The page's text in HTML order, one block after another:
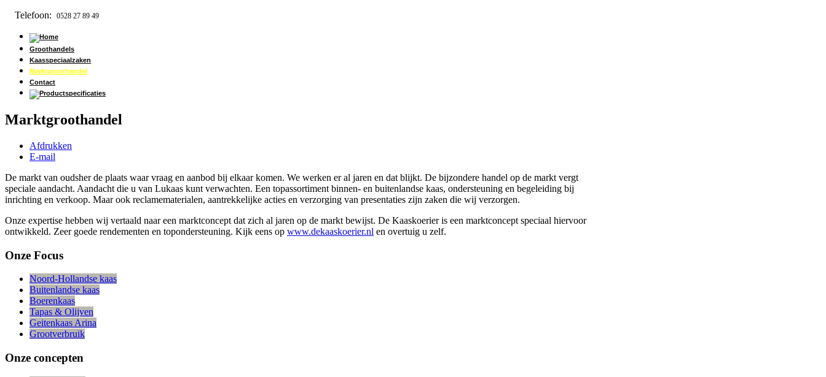
Telefoon: 0528 27 89 49
Groothandels
Kaasspeciaalzaken
Marktgroothandel
Contact
Marktgroothandel
Afdrukken
E-mail
De markt van oudsher de plaats waar vraag en aanbod bij elkaar komen. We werken er al jaren en dat blijkt. De bijzondere handel op de markt vergt
speciale aandacht. Aandacht die u van Lukaas kunt verwachten. Een topassortiment binnen- en buitenlandse kaas, ondersteuning en begeleiding bij
inrichting en verkoop. Maar ook reclamematerialen, aantrekkelijke acties en verzorging van presentaties zijn zaken die wij verzorgen.
Onze expertise hebben wij vertaald naar een marktconcept dat zich al jaren op de markt bewijst. De Kaaskoerier is een marktconcept speciaal hiervoor
ontwikkeld. Zeer goede rendementen en topondersteuning. Kijk eens op www.dekaaskoerier.nl en overtuig u zelf.
Onze Focus
Noord-Hollandse kaas
Buitenlandse kaas
Boerenkaas
Tapas & Olijven
Geitenkaas Arina
Grootverbruik
Onze concepten